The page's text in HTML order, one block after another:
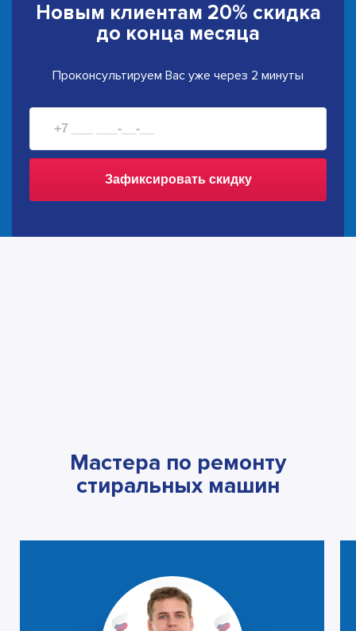
Новым клиентам 20% скидка
до конца месяца
Проконсультируем Вас уже через 2 минуты
Зафиксировать скидку
Мастера по ремонту
стиральных машин